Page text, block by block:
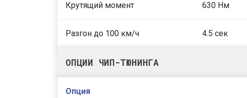
Крутящий момент 630 Нм
Разгон до 100 км/ч 4.5 сек
ОПЦИИ ЧИП-ТЮНИНГА
Опция